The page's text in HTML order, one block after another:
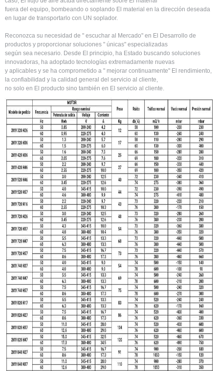
fuera del equipo, bombeando o soplando El material en la dirección deseada
en lugar de transportarlo con UN soplador.
Reconozca su necesidad de " escuchar al Mercado" en El Desarrollo de
productos y proporcionar soluciones " únicas" especializadas
según sea necesario. Desde El principio, ha Estado buscando soluciones
innovadoras, ha adoptado tecnologías extremadamente nuevas
y aplicables y se ha comprometido a " mejorar continuamente" El rendimiento,
la confiabilidad y la calidad general del servicio al cliente,
no solo en El producto sino también en El servicio al cliente.